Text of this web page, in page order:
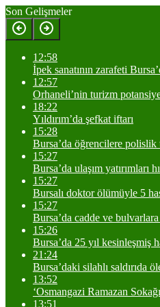
Son Gelişmeler
12:58
İpek sanatının zarafeti
12:57
Orhaneli’nin turizm
18:22
Yıldırım’da şefkat iftarı
15:28
Bursa’da öğrencilere polislik
15:27
Bursa’da ulaşım yatırımları
15:27
Bursalı doktor ölümüyle 5
15:27
Bursa’da cadde ve
15:26
Bursa’da 25 yıl kesinleşmiş
21:24
Bursa’daki silahlı saldırıda
13:52
‘Osmangazi Ramazan
13:51